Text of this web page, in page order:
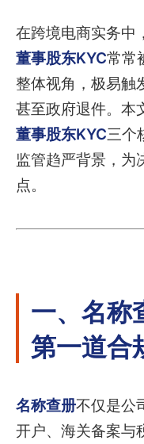
在跨境电商实务中，
董事股东KYC常常
整体视角，极易触
甚至政府退件。本
董事股东KYC三个
监管趋严背景，为
点。
一、名称
第一道合
名称查册不仅是公
开户、海关备案与